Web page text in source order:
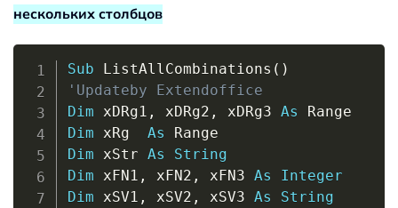
нескольких столбцов
Sub ListAllCombinations ( )
'Updateby Extendoffice
Dim xDRg1 , xDRg2 , xDRg3 As
Dim xRg As
Dim xStr As
String
Dim xFN1 , xFN2 , xFN3 As
Integer
Dim xSV1 , xSV2 , xSV3 As
String